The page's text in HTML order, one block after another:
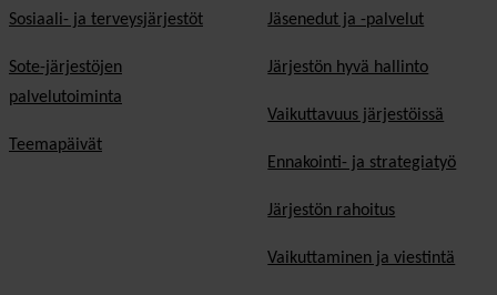
Sosiaali- ja terveysjärjestöt
Sote-järjestöjen
palvelutoiminta
Teemapäivät
Jäsen­edut ja -palvelut
Järjestön hyvä hallinto
Vaikuttavuus järjestöissä
Ennakointi- ja strategiatyö
Järjestön rahoitus
Vaikuttaminen ja viestintä